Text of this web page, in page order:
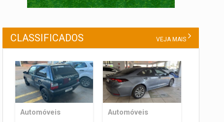
CLASSIFICADOS VEJA MAIS
Automóveis Automóveis